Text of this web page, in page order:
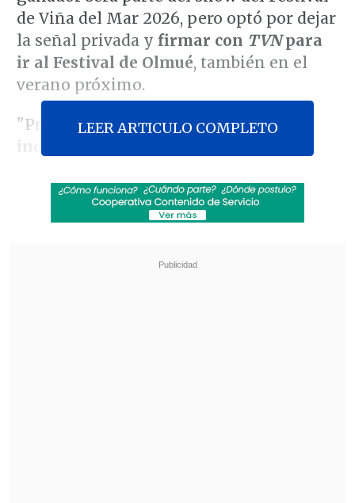
de Viña del Mar 2026, pero optó por dejar
la señal privada y firmar con TVNpara
ir al Festival de Olmué, también en el
verano próximo.
"Preferíatomar una certeza que una
incertidumbre
medias", dijo aLUN.
"Heated Rivalry" suma a dos nuevos
LEER ARTICULO COMPLETO